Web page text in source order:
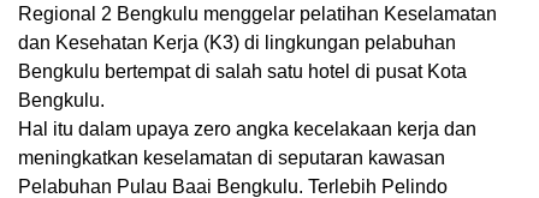
Regional 2 Bengkulu menggelar pelatihan Keselamatan
dan Kesehatan Kerja (K3) di lingkungan pelabuhan
Bengkulu bertempat di salah satu hotel di pusat Kota
Bengkulu.
Hal itu dalam upaya zero angka kecelakaan kerja dan
meningkatkan keselamatan di seputaran kawasan
Pelabuhan Pulau Baai Bengkulu. Terlebih Pelindo